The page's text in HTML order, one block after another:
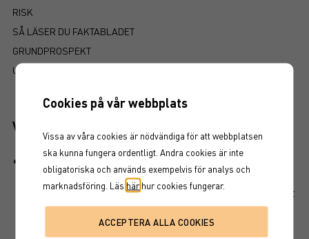
RISK
SÅ LÄSER DU FAKTABLADET
GRUNDPROSPEKT
UTSKRIFT
Viktiga egenskaper
Produkten har ett visst kapitalskydd, dvs en del av det
investerade kapitalet är skyddat vid löptidens slut. Det
finns en kreditrisk i placeringen som är beroende av att
emittenten inte hamnar på obestånd eller försätts i
konkurs vilket kan leda till att en investering helt eller
Cookies på vår webbplats
Vissa av våra cookies är nödvändiga för att webbplatsen
ska kunna fungera ordentligt. Andra cookies är inte
obligatoriska och används exempelvis för analys och
marknadsföring. Läs härhur cookies fungerar.